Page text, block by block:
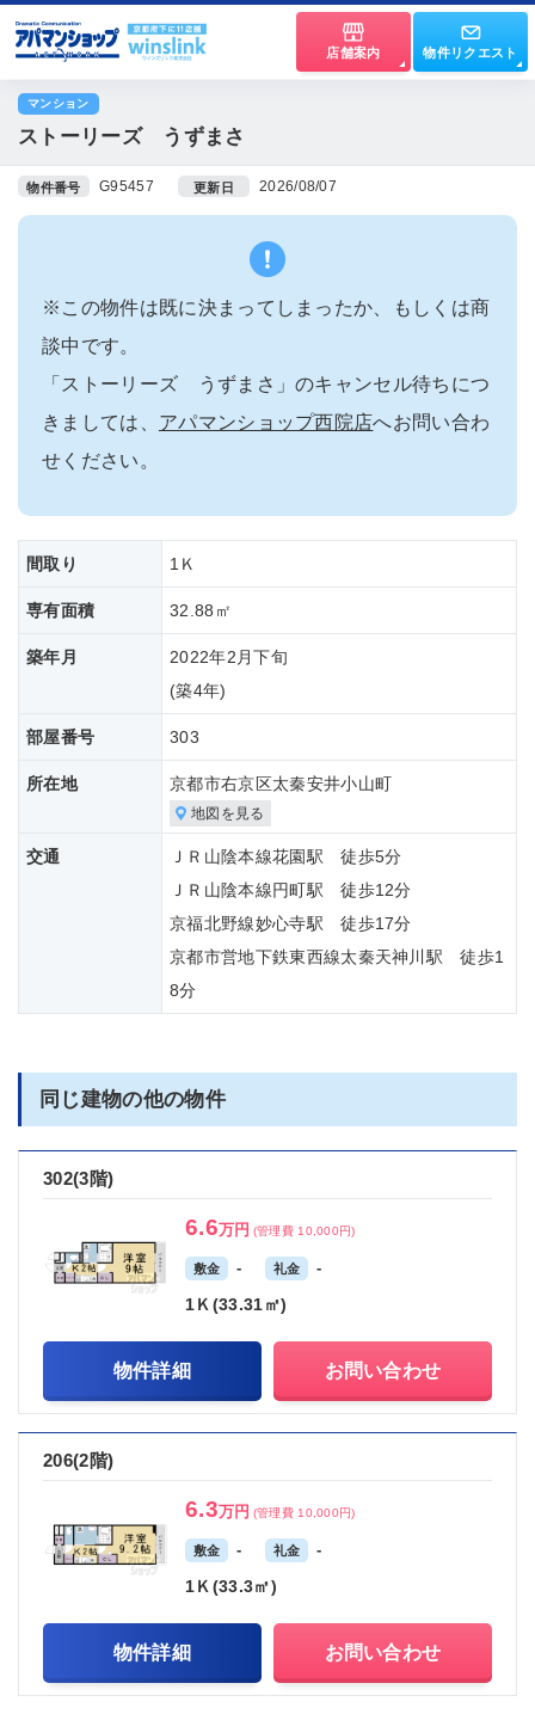
店舗案内 物件リクエスト
マンション
ストーリーズ うずまさ
物件番号 G95457 更新日 2026/08/07
※この物件は既に決まってしまったか、もしくは商
談中です。
「ストーリーズ うずまさ」のキャンセル待ちにつ
きましては、 アパマンショップ西院店へお問い合わ
せください。
間取り 1Ｋ
専有面積 32.88㎡
築年月
2022年2月下旬
(築4年)
部屋番号 303
所在地 京都市右京区太秦安井小山町
地図を見る
交通
ＪＲ山陰本線花園駅 徒歩5分
ＪＲ山陰本線円町駅 徒歩12分
京福北野線妙心寺駅 徒歩17分
京都市営地下鉄東西線太秦天神川駅 徒歩1
8分
同じ建物の他の物件
302(3階)
6.6万円 (管理費 10,000円)
敷金 - 礼金 -
1Ｋ(33.31㎡)
物件詳細 お問い合わせ
206(2階)
6.3万円 (管理費 10,000円)
敷金 - 礼金 -
1Ｋ(33.3㎡)
物件詳細 お問い合わせ